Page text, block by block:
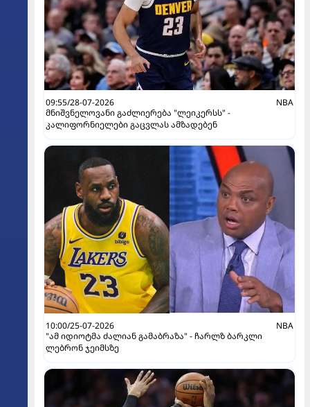
09:55/28-07-2026
NBA
მნიშვნელოვანი გაძლიერება "ლეიკერსს" -
კალიფორნიელები გაცვლას ამზადებენ
10:00/25-07-2026
NBA
"ამ იდიოტმა ძალიან გამაბრაზა" - ჩარლზ ბარკლი
ლებრონ ჯეიმსზე